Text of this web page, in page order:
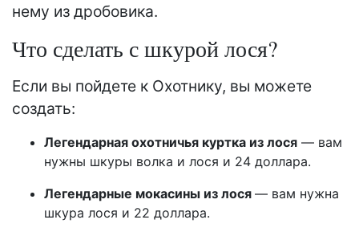
нему из дробовика.
Что сделать с шкурой лося?
Если вы пойдете к Охотнику, вы можете
создать:
Легендарная охотничья куртка из лося — вам
нужны шкуры волка и лося и 24 доллара.
Легендарные мокасины из лося — вам нужна
шкура лося и 22 доллара.